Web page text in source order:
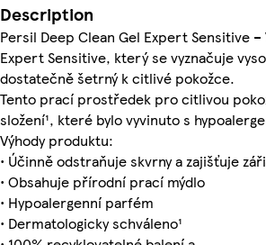
Description
Persil Deep Clean Gel Expert Sensitive
Expert Sensitive, který se vyznačuje
dostatečně šetrný k citlivé pokožce.
Tento prací prostředek pro citlivou
složení¹, které bylo vyvinuto s
Výhody produktu:
• Účinně odstraňuje skvrny a zajišťuje
• Obsahuje přírodní prací mýdlo
• Hypoalergenní parfém
• Dermatologicky schváleno¹